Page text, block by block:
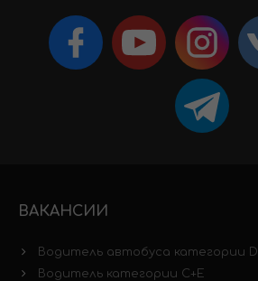
ВАКАНСИИ
Водитель автобуса категории D
Водитель категории C+E